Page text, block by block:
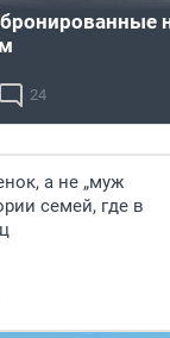
24
а не „муж
семей, где в